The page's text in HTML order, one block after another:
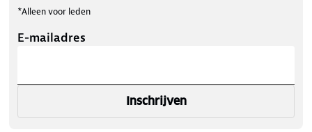
*Alleen voor leden
E-mailadres
Inschrijven